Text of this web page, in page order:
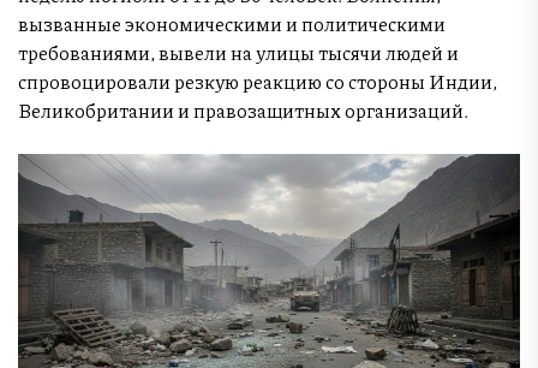
вызванные экономическими и политическими
требованиями, вывели на улицы тысячи людей и
спровоцировали резкую реакцию со стороны Индии,
Великобритании и правозащитных организаций.